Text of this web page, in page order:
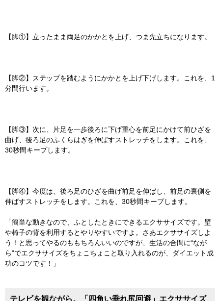
【脚①】立ったまま両足のかかとを上げ、つま先立ちになります。
【脚②】ステップを踏むようにかかとを上げ下げします。これを、1
分間行います。
【脚③】次に、片足を一歩後ろに下げ重心を前足にかけて前ひざを
曲げ、後ろ足のふくらはぎを伸ばすストレッチをします。これを、
30秒間キープします。
【脚④】今度は、後ろ足のひざを曲げ前足を伸ばし、前足の裏側を
伸ばすストレッチをします。これを、30秒間キープします。
「簡単な動きなので、ふとしたときにできるエクササイズです。壁
や椅子の背を利用するとやりやすいですよ。さあエクササイズしよ
う！と思ってやるのももちろんいいのですが、生活の合間に“なが
ら”でエクササイズをちょこちょこと取り入れるのが、ダイエット成
功のコツです！」
テレビを観ながら。「四角い垂れ尻回避」エクササイズ